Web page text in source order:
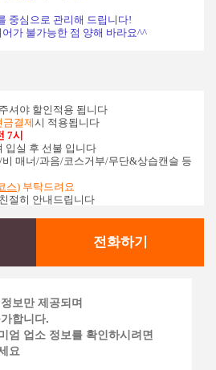
중심으로 관리해 드립니다!
가 불가능한 점 양해 바라요^^
셔야 할인적용 됩니다
금결제시 적용됩니다
7시
입실 후 선불 입니다
매너/과음/코스거부/무단&상습캔슬 등
스) 부탁드려요
절히 안내드립니다
전화하기
보만 제공되며
합니다.
엄 업소 정보를 확인하시려면
요